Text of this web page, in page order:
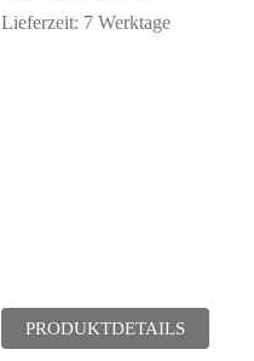
Lieferzeit: 7 Werktage
PRODUKTDETAILS